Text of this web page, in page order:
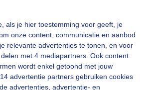
als je hier toestemming voor geeft, je
onze content, communicatie en aanbod
relevante advertenties te tonen, en voor
met 4 mediapartners. Ook content
wordt enkel getoond met jouw
advertentie partners gebruiken cookies
advertenties, advertentie- en